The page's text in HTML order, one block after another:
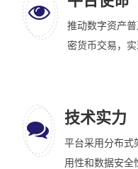
推动数字资产
密货币交易，实
技术实力
平台采用分布式
用性和数据安全